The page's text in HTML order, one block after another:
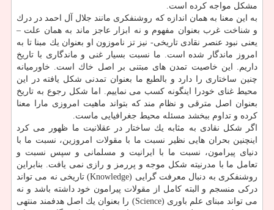
مشكل مواجه كرده است.
به این معنا به همان اندازه كه روشنفكری مانند جلال آل احمد در درك
و شناخت غرب بعنوان مفهوم و نه ابزار عاجز ماند به همان علت –
یعنی نبود عنصر نقادی تاریخی- نیز تز ناموزون او بعنوان یك مبنا تا به
امروز ماندگار شده است. ما نسبت بسیار غنی و ماندگاری با تاریخ
داریم. این خاصیت تمدن های مبتنی بر اصل خاك است. خاورمیانه
چنین ساختاری را دارد و بالطبع ما بعنوان تمدنی شكل یافته در این
محیط غنای خودرا اینگونه كسب می نماییم. اما شكل رجوع به تاریخ
بعنوان اصل مترقی و نظام مند كه بتواند ماهیت امروزی مارا معنا
كرده و تداوم ببخشد مسئله محیط جغرافیایی ماست.
اگر شكل نقادی به مثابه یك ساختار در عقلانیت ما ظهور می كرد
اینچنین بحران هایی نظیر نسبت ما با مقولات امروزین، نسبت ما با
دنیای پیرامون، نسبت ما با ایرانیت و مسلمانی و سپس نسبت و
تعامل ما با مدرنیته شكل موجه و پررمز و رازی نمی یافت. بنابراین
روشنفكری به دنبال معرفت گرایی (Knowledge) تاریخی نه می تواند
دركی منسجم و البته كامل از مقولات پیرامون خود داشته باشد و نه
می تواند مبنای علم باوری (Science) را بعنوان یك اصل هدفمند منتهی